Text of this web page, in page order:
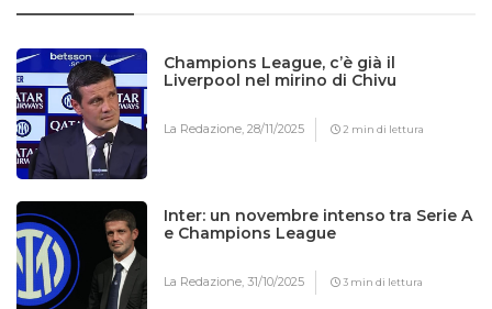
Champions League, c’è già il
Liverpool nel mirino di Chivu
La Redazione,28/11/2025 2 min di lettura
Inter: un novembre intenso tra Serie A
e Champions League
La Redazione,31/10/2025 3 min di lettura